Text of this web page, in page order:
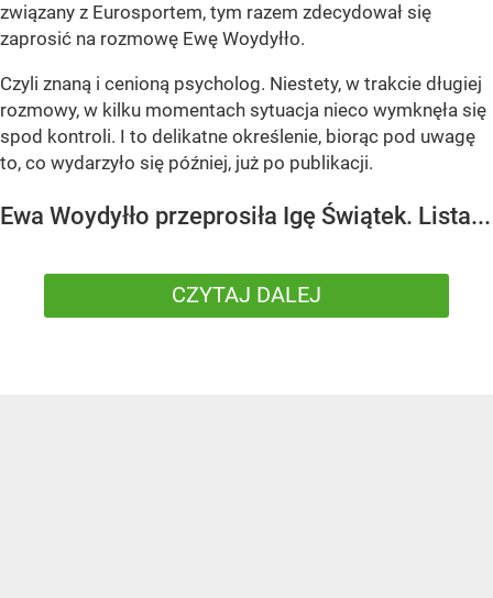
związany z Eurosportem, tym razem zdecydował się
zaprosić na rozmowę Ewę Woydyłło.
Czyli znaną i cenioną psycholog. Niestety, w trakcie długiej
rozmowy, w kilku momentach sytuacja nieco wymknęła się
spod kontroli. I to delikatne określenie, biorąc pod uwagę
to, co wydarzyło się później, już po publikacji.
Ewa Woydyłło przeprosiła Igę Świątek. Lista...
CZYTAJ DALEJ